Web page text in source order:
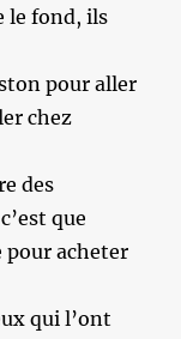
le fond, ils
pour aller
chez
des
que
acheter
qui l’ont